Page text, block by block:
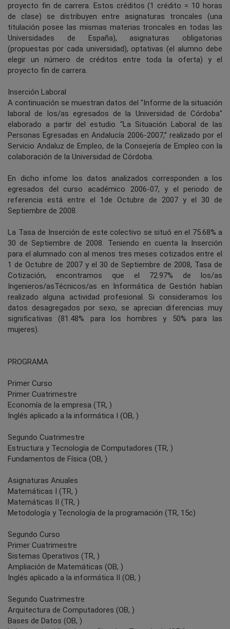
proyecto fin de carrera. Estos créditos (1 crédito = 10 horas
de clase) se distribuyen entre asignaturas troncales (una
titulación posee las mismas materias troncales en todas las
Universidades de España), asignaturas obligatorias
(propuestas por cada universidad), optativas (el alumno debe
elegir un número de créditos entre toda la oferta) y el
proyecto fin de carrera.
Inserción Laboral
A continuación se muestran datos del "Informe de la situación
laboral de los/as egresados de la Universidad de Córdoba"
elaborado a partir del estudio “La Situación Laboral de las
Personas Egresadas en Andalucía 2006-2007,” realizado por el
Servicio Andaluz de Empleo, de la Consejería de Empleo con la
colaboración de la Universidad de Córdoba.
En dicho infome los datos analizados corresponden a los
egresados del curso académico 2006-07, y el periodo de
referencia está entre el 1de Octubre de 2007 y el 30 de
Septiembre de 2008.
La Tasa de Inserción de este colectivo se situó en el 75.68% a
30 de Septiembre de 2008. Teniendo en cuenta la Inserción
para el alumnado con al menos tres meses cotizados entre el
1 de Octubre de 2007 y el 30 de Septiembre de 2008, Tasa de
Cotización, encontramos que el 72.97% de los/as
Ingenieros/asTécnicos/as en Informática de Gestión habían
realizado alguna actividad profesional. Si consideramos los
datos desagregados por sexo, se aprecian diferencias muy
significativas (81.48% para los hombres y 50% para las
mujeres).
PROGRAMA
Primer Curso
Primer Cuatrimestre
Economía de la empresa (TR, )
Inglés aplicado a la informática I (OB, )
Segundo Cuatrimestre
Estructura y Tecnología de Computadores (TR, )
Fundamentos de Física (OB, )
Asignaturas Anuales
Matemáticas I (TR, )
Matemáticas II (TR, )
Metodología y Tecnología de la programación (TR, 15c)
Segundo Curso
Primer Cuatrimestre
Sistemas Operativos (TR, )
Ampliación de Matemáticas (OB, )
Inglés aplicado a la informática II (OB, )
Segundo Cuatrimestre
Arquitectura de Computadores (OB, )
Bases de Datos (OB, )